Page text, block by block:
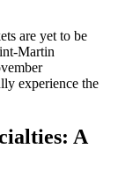
are yet to be
Martin
experience the
A